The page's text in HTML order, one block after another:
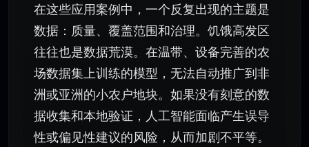
在这些应用案例中，一个反复出现的主题是
数据：质量、覆盖范围和治理。饥饿高发区
往往也是数据荒漠。在温带、设备完善的农
场数据集上训练的模型，无法自动推广到非
洲或亚洲的小农户地块。如果没有刻意的数
据收集和本地验证，人工智能面临产生误导
性或偏见性建议的风险，从而加剧不平等。